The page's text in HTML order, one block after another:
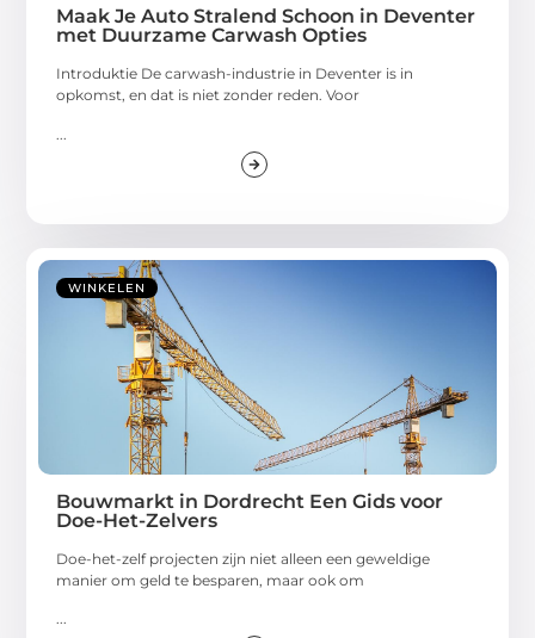
Maak Je Auto Stralend Schoon in Deventer
met Duurzame Carwash Opties
Introduktie De carwash-industrie in Deventer is in
opkomst, en dat is niet zonder reden. Voor
WINKELEN
Bouwmarkt in Dordrecht Een Gids voor
Doe-Het-Zelvers
Doe-het-zelf projecten zijn niet alleen een geweldige
manier om geld te besparen, maar ook om
...